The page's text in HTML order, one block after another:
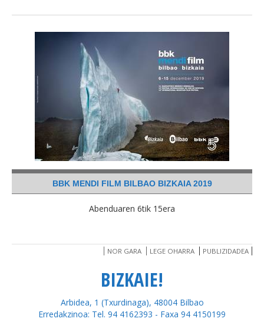
BBK MENDI FILM BILBAO BIZKAIA 2019
Abenduaren 6tik 15era
NOR GARA LEGE OHARRA PUBLIZIDADEA
BIZKAIE!
Arbidea, 1 (Txurdinaga), 48004 Bilbao
Erredakzinoa: Tel. 94 4162393 - Faxa 94 4150199